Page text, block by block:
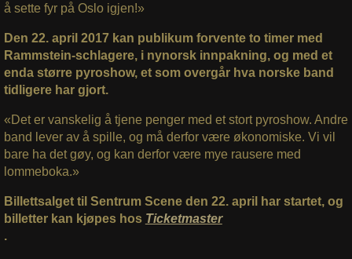
å sette fyr på Oslo igjen!»
Den 22. april 2017 kan publikum forvente to timer med
Rammstein-schlagere, i nynorsk innpakning, og med et
enda større pyroshow, et som overgår hva norske band
tidligere har gjort.
«Det er vanskelig å tjene penger med et stort pyroshow. Andre
band lever av å spille, og må derfor være økonomiske. Vi vil
bare ha det gøy, og kan derfor være mye rausere med
lommeboka.»
Billettsalget til Sentrum Scene den 22. april har startet, og
billetter kan kjøpes hos Ticketmaster
.